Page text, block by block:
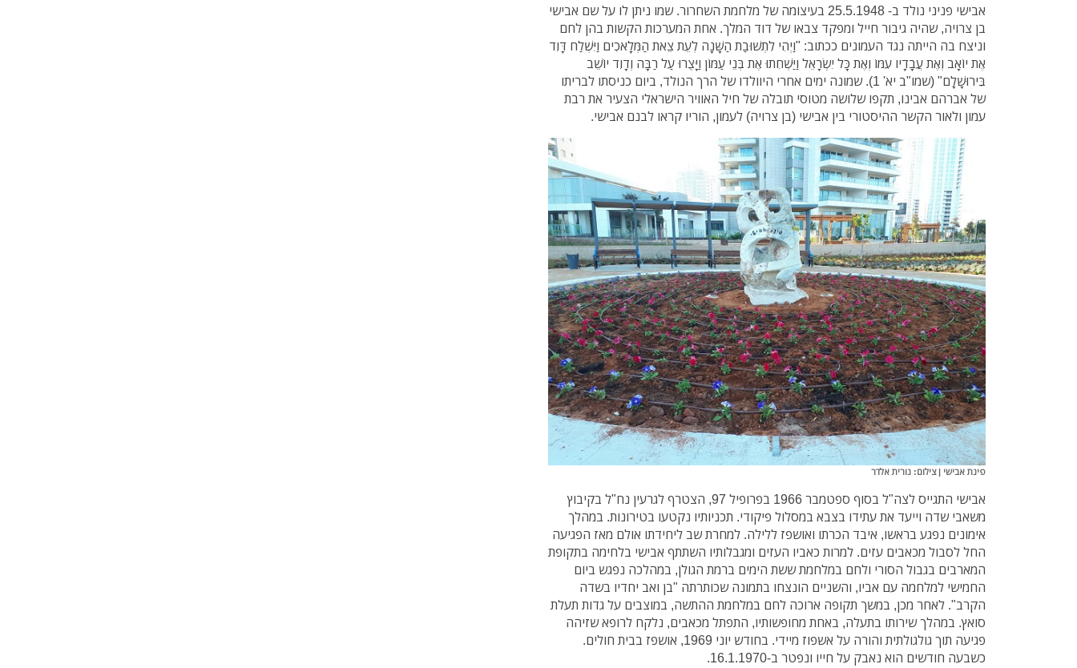
אבישי פניני נולד ב- 25.5.1948 בעיצומה של מלחמת השחרור. שמו ניתן לו על שם אבישי
בן צרויה, שהיה גיבור חייל ומפקד צבאו של דוד המלך. אחת המערכות הקשות בהן לחם
וניצח בה הייתה נגד העמונים ככתוב: "וַיְהִי לִתְשׁוּבַת הַשָּׁנָה לְעֵת צֵאת הַמְּלָאכִים וַיִּשְׁלַח דָּוִד
אֶת יוֹאָב וְאֶת עֲבָדָיו עִמּוֹ וְאֶת כָּל יִשְׂרָאֵל וַיַּשְׁחִתוּ אֶת בְּנֵי עַמּוֹן וַיָּצֻרוּ עַל רַבָּה וְדָוִד יוֹשֵׁב
בִּירוּשָׁלִָם" (שמו"ב יא' 1). שמונה ימים אחרי היוולדו של הרך הנולד, ביום כניסתו לבריתו
של אברהם אבינו, תקפו שלושה מטוסי תובלה של חיל האוויר הישראלי הצעיר את רבת
עמון ולאור הקשר ההיסטורי בין אבישי (בן צרויה) לעמון, הוריו קראו לבנם אבישי.
פינת אבישי | צילום: נורית אלדר
אבישי התגייס לצה"ל בסוף ספטמבר 1966 בפרופיל 97, הצטרף לגרעין נח"ל בקיבוץ
משאבי שדה וייעד את עתידו בצבא במסלול פיקודי. תכניותיו נקטעו בטירונות. במהלך
אימונים נפגע בראשו, איבד הכרתו ואושפז ללילה. למחרת שב ליחידתו אולם מאז הפגיעה
החל לסבול מכאבים עזים. למרות כאביו העזים ומגבלותיו השתתף אבישי בלחימה בתקופת
המארבים בגבול הסורי ולחם במלחמת ששת הימים ברמת הגולן, במהלכה נפגש ביום
החמישי למלחמה עם אביו, והשניים הונצחו בתמונה שכותרתה "בן ואב יחדיו בשדה
הקרב". לאחר מכן, במשך תקופה ארוכה לחם במלחמת ההתשה, במוצבים על גדות תעלת
סואץ. במהלך שירותו בתעלה, באחת מחופשותיו, התפתל מכאבים, נלקח לרופא שזיהה
פגיעה תוך גולגולתית והורה על אשפוז מיידי. בחודש יוני 1969, אושפז בבית חולים.
כשבעה חודשים הוא נאבק על חייו ונפטר ב-16.1.1970.